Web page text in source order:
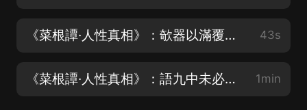
《菜根譚·人性真相》：欹器以滿覆，撲滿以空全 43s
《菜根譚·人性真相》：語九中未必稱奇 1min